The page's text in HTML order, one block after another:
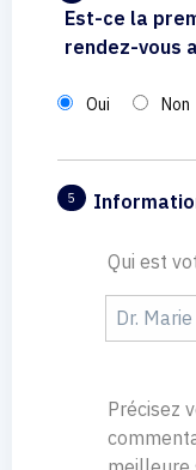
Est-ce la
rendez-vous
Oui Non
5
Qui est
Précisez